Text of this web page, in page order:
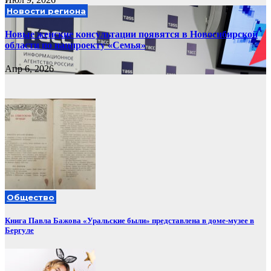
Новости региона
Новые женские консультации появятся в Новосибирской
области по нацпроекту «Семья»
Апр 6, 2026
Общество
Книга Павла Бажова «Уральские были» представлена в доме-музее в
Бергуле